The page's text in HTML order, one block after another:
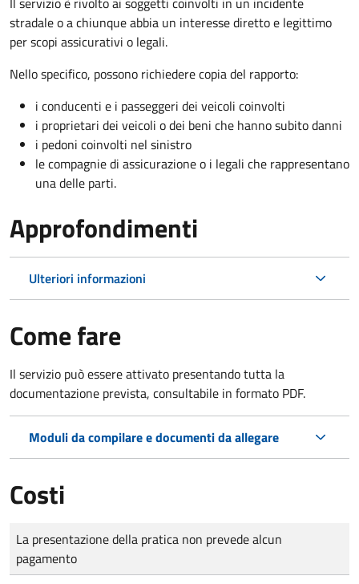
stradale o a chiunque abbia un interesse diretto e legittimo
per scopi assicurativi o legali.
Nello specifico, possono richiedere copia del rapporto:
i conducenti e i passeggeri dei veicoli coinvolti
i proprietari dei veicoli o dei beni che hanno subito danni
i pedoni coinvolti nel sinistro
le compagnie di assicurazione o i legali che rappresentano
una delle parti.
Approfondimenti
Ulteriori informazioni
Come fare
Il servizio può essere attivato presentando tutta la
documentazione prevista, consultabile in formato PDF.
Moduli da compilare e documenti da allegare
Costi
Tipo di pagamento
Importo
La presentazione della pratica non prevede alcun
pagamento